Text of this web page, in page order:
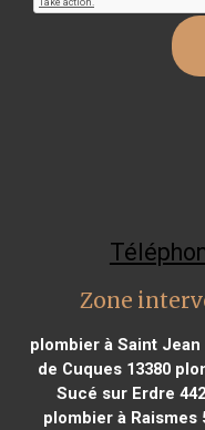
Zone
plombier à Saint Jean
de Cuques 13380
Sucé sur Erdre
plombier à Raismes